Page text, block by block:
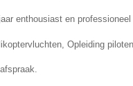
enthousiast en
Opleiding